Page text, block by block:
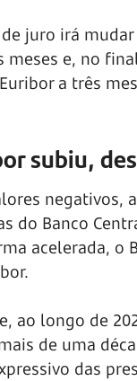
juro irá
meses e, no
a três
subiu,
negativos,
do Banco
acelerada, o
ao longo de
de uma
das